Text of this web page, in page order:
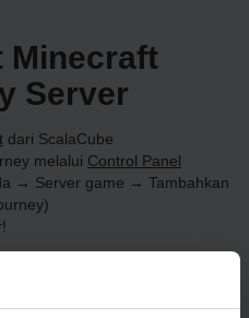
Minecraft
Server
dari ScalaCube
melalui Control Panel
→ Server game → Tambahkan